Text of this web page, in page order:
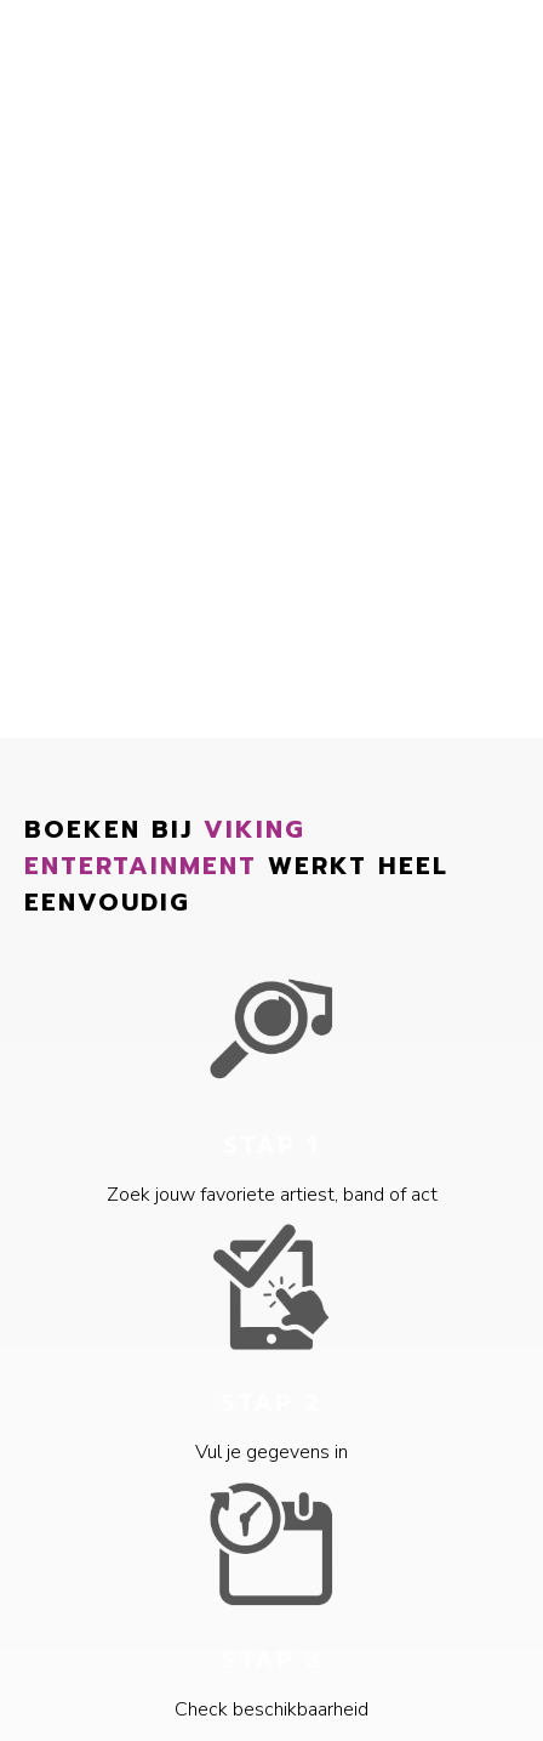
BOEKEN BIJ VIKING
ENTERTAINMENT WERKT HEEL
EENVOUDIG
Zoek jouw favoriete artiest, band of act
Vul je gegevens in
Check beschikbaarheid